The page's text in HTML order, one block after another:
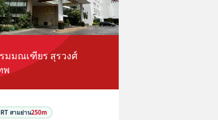
มมณเฑียร สุรวงศ์
พ
สามย่าน250m